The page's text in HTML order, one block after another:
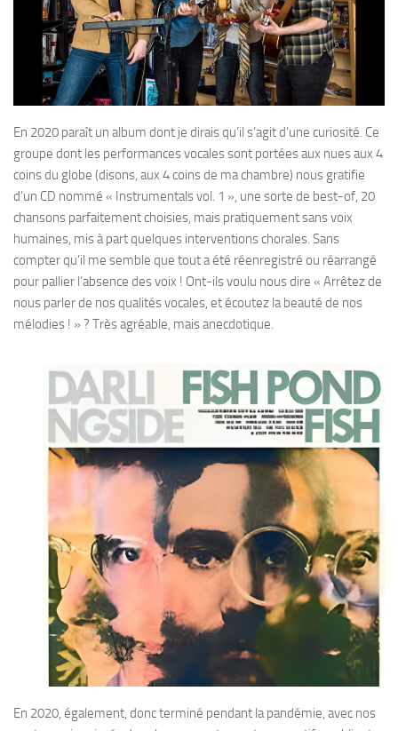
En 2020 paraît un album dont je dirais qu’il s’agit d’une curiosité. Ce
groupe dont les performances vocales sont portées aux nues aux 4
coins du globe (disons, aux 4 coins de ma chambre) nous gratifie
d’un CD nommé « Instrumentals vol. 1 », une sorte de best-of, 20
chansons parfaitement choisies, mais pratiquement sans voix
humaines, mis à part quelques interventions chorales. Sans
compter qu’il me semble que tout a été réenregistré ou réarrangé
pour pallier l’absence des voix ! Ont-ils voulu nous dire « Arrêtez de
nous parler de nos qualités vocales, et écoutez la beauté de nos
mélodies ! » ? Très agréable, mais anecdotique.
En 2020, également, donc terminé pendant la pandémie, avec nos